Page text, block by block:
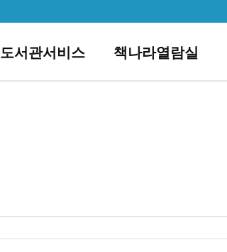
도서관서비스 책나라열람실